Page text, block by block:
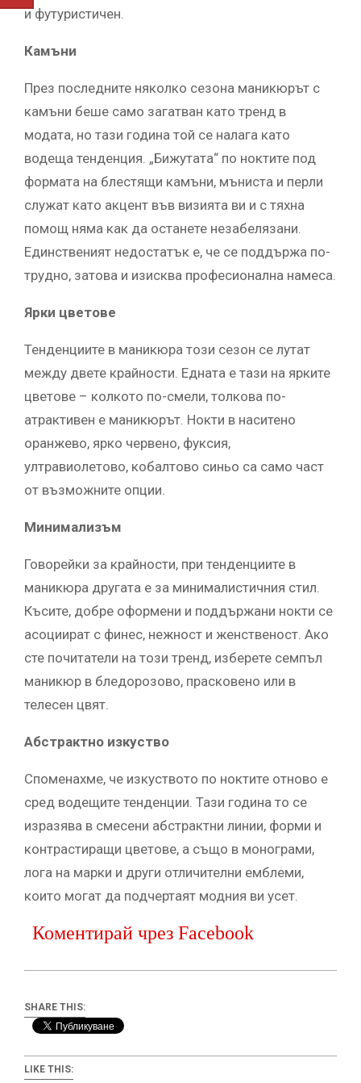
и футуристичен.
Камъни
През последните няколко сезона маникюрът с
камъни беше само загатван като тренд в
модата, но тази година той се налага като
водеща тенденция. „Бижутата“ по ноктите под
формата на блестящи камъни, мъниста и перли
служат като акцент във визията ви и с тяхна
помощ няма как да останете незабелязани.
Единственият недостатък е, че се поддържа по-
трудно, затова и изисква професионална намеса.
Ярки цветове
Тенденциите в маникюра този сезон се лутат
между двете крайности. Едната е тази на ярките
цветове – колкото по-смели, толкова по-
атрактивен е маникюрът. Нокти в наситено
оранжево, ярко червено, фуксия,
ултравиолетово, кобалтово синьо са само част
от възможните опции.
Минимализъм
Говорейки за крайности, при тенденциите в
маникюра другата е за минималистичния стил.
Късите, добре оформени и поддържани нокти се
асоциират с финес, нежност и женственост. Ако
сте почитатели на този тренд, изберете семпъл
маникюр в бледорозово, прасковено или в
телесен цвят.
Абстрактно изкуство
Споменахме, че изкуството по ноктите отново е
сред водещите тенденции. Тази година то се
изразява в смесени абстрактни линии, форми и
контрастиращи цветове, а също в монограми,
лога на марки и други отличителни емблеми,
които могат да подчертаят модния ви усет.
Коментирай чрез Facebook
SHARE THIS:
LIKE THIS: